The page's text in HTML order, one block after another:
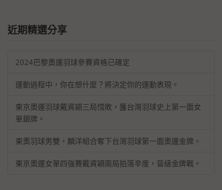
近期精選分享
2024巴黎奧運羽球參賽資格已確定
運動過程中，你在想什麼？將決定你的運動表現。
東京奧運羽球戴資穎三局惜敗，獲台灣羽球史上第一面女
單銀牌。
東奧羽球男雙，麟洋組合奪下台灣羽球第一面奧運金牌。
東京奧運女單四強賽戴資穎兩局拍落辛度，晉級金牌戰。